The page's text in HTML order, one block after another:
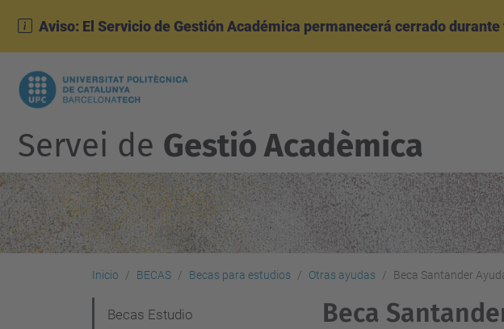
Aviso: El Servicio de Gestión Académica permanecerá cerrado
Servei de Gestió Acadèmica
Inicio BECAS Becas para estudios Otras ayudas Beca Santander
Beca
Becas Estudio